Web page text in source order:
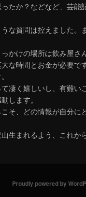
たか？などなど、芸能
な質問は控えました。
かけの場所は飲み屋さ
な時間とお金が必要で
凄く嬉しいし、有難い
します。
そ、どの情報が自分に
生まれるよう、これか
Proudly powered by